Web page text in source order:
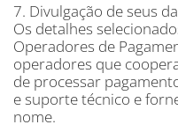
7. Divulgação de seus
Os detalhes
Operadores de
operadores que
de processar
e suporte técnico e
nome.